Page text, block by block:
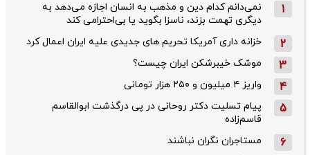
1
نمی‌دانم کدام دین و مذهب به انسان اجازه می‌دهد به
دیگری تهمت بزند، ناسزا بگوید یا بی‌احترامی کند
2 خزانه داری آمریکا تحریم های جدیدی علیه ایران اعمال کرد
3 موشک خیبرشکن ایران چیست؟
4 واریز ۴ میلیون و ۲۵۰ هزار تومانی
5
پیام تسلیت دکتر روحانی در پی درگذشت ابوالقاسم
قاسم‌زاده
6 مستاجران نگران نباشند